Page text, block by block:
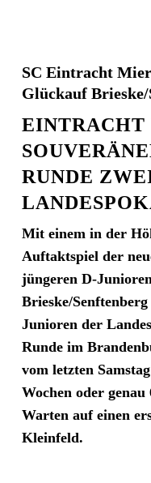
SC Eintracht
Glückauf
EINTRACHT
RUNDE
Mit einem in der
Auftaktspiel der
jüngeren D-
Brieske/
Junioren der
Runde im
vom letzten
Wochen oder
Warten auf einen
Kleinfeld.